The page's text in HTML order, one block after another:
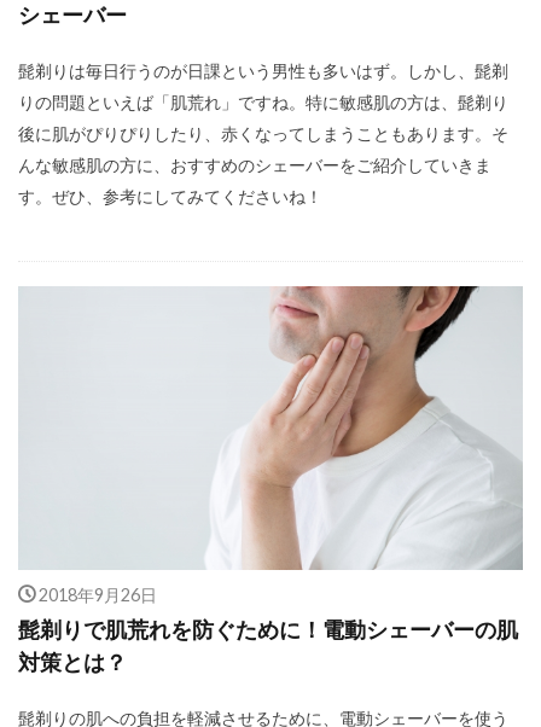
シェーバー
髭剃りは毎日行うのが日課という男性も多いはず。しかし、髭剃
りの問題といえば「肌荒れ」ですね。特に敏感肌の方は、髭剃り
後に肌がぴりぴりしたり、赤くなってしまうこともあります。そ
んな敏感肌の方に、おすすめのシェーバーをご紹介していきま
す。ぜひ、参考にしてみてくださいね！
2018年9月26日
髭剃りで肌荒れを防ぐために！電動シェーバーの肌
対策とは？
髭剃りの肌への負担を軽減させるために、電動シェーバーを使う